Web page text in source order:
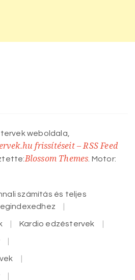
weboldala,
frissítéseit – RSS Feed
Blossom Themes . Motor:
számítás és teljes
Kardio edzéstervek